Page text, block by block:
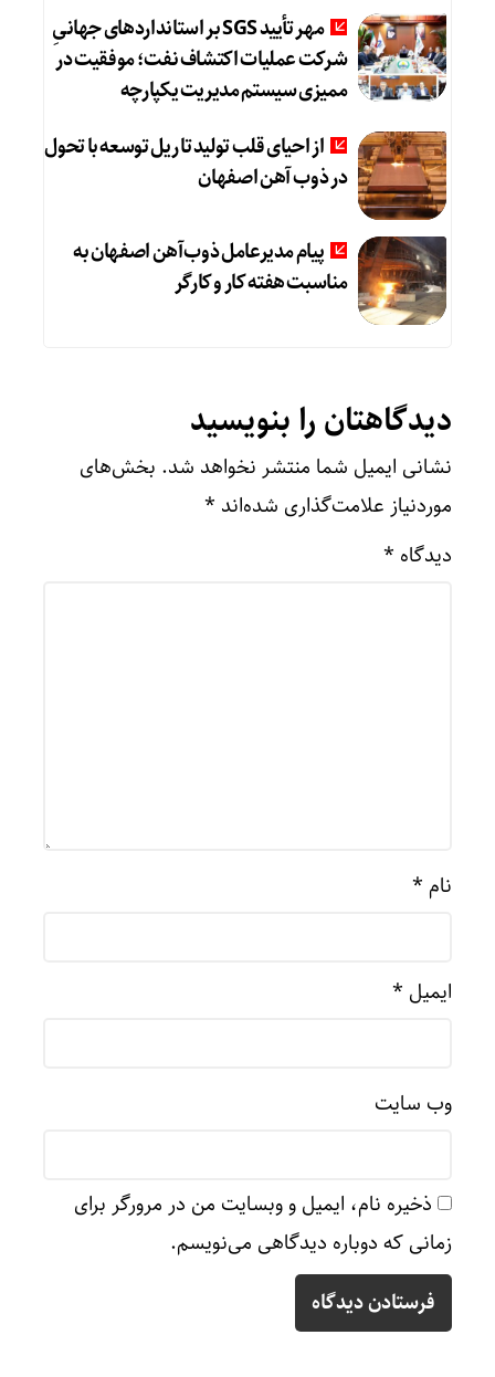
مهر تأیید SGS بر استانداردهای جهانیِ
شرکت عملیات اکتشاف نفت؛ موفقیت در
ممیزی سیستم مدیریت یکپارچه
از احیای قلب تولید تا ریل توسعه با تحول
در ذوب آهن اصفهان
پیام مدیرعامل ذوب‌آهن اصفهان به
مناسبت هفته کار و کارگر
دیدگاهتان را بنویسید
نشانی ایمیل شما منتشر نخواهد شد. بخش‌های
موردنیاز علامت‌گذاری شده‌اند *
دیدگاه *
نام *
ایمیل *
وب‌ سایت
ذخیره نام، ایمیل و وبسایت من در مرورگر برای
زمانی که دوباره دیدگاهی می‌نویسم.